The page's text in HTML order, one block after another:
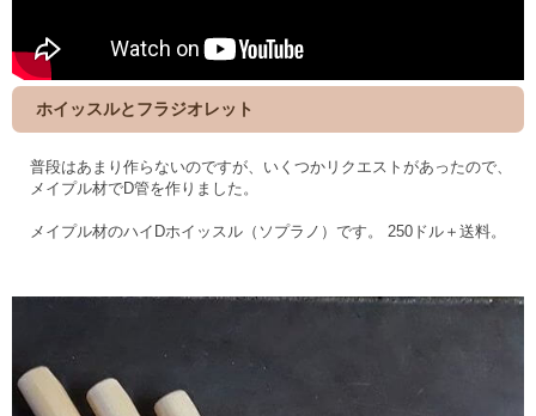
ホイッスルとフラジオレット
普段はあまり作らないのですが、いくつかリクエストがあったので、
メイプル材でD管を作りました。
メイプル材のハイDホイッスル（ソプラノ）です。 250ドル＋送料。